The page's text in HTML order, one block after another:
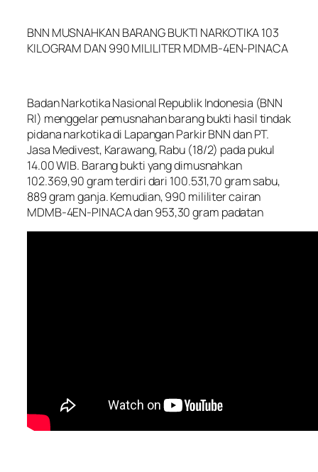
BNN MUSNAHKAN BARANG BUKTI NARKOTIKA 103
KILOGRAM DAN 990 MILILITER MDMB-4EN-PINACA
Badan Narkotika Nasional Republik Indonesia (BNN
RI) menggelar pemusnahan barang bukti hasil tindak
pidana narkotika di Lapangan Parkir BNN dan PT.
Jasa Medivest, Karawang, Rabu (18/2) pada pukul
14.00 WIB. Barang bukti yang dimusnahkan
102.369,90 gram terdiri dari 100.531,70 gram sabu,
889 gram ganja. Kemudian, 990 mililiter cairan
MDMB-4EN-PINACA dan 953,30 gram padatan